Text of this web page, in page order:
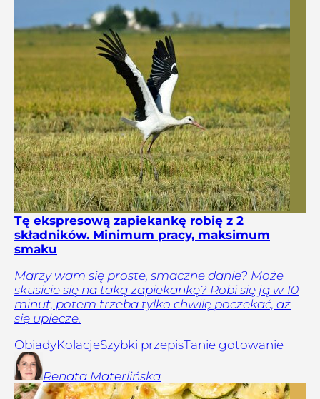
Tę ekspresową zapiekankę robię z 2
składników. Minimum pracy, maksimum
smaku
Marzy wam się proste, smaczne danie? Może
skusicie się na taką zapiekankę? Robi się ją w 10
minut, potem trzeba tylko chwilę poczekać, aż
się upiecze.
ObiadyKolacjeSzybki przepisTanie gotowanie
Renata Materlińska